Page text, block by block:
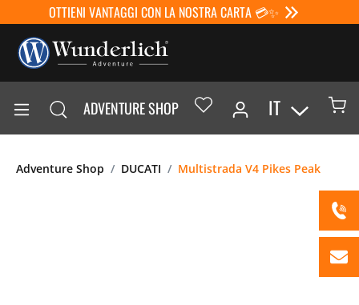
OTTIENI VANTAGGI CON LA NOSTRA CARTA 💳✨
ADVENTURE SHOP IT
Adventure Shop DUCATI Multistrada V4 Pikes Peak